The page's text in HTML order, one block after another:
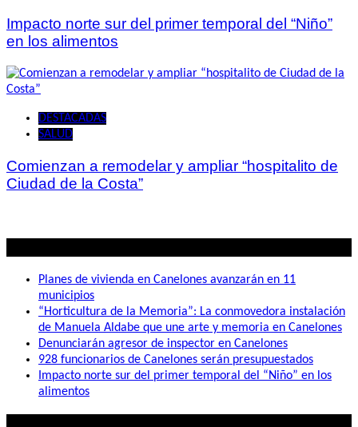
Impacto norte sur del primer temporal del “Niño”
en los alimentos
DESTACADAS
SALUD
Comienzan a remodelar y ampliar “hospitalito de
Ciudad de la Costa”
Planes de vivienda en Canelones avanzarán en 11
municipios
“Horticultura de la Memoria”: La conmovedora instalación
de Manuela Aldabe que une arte y memoria en Canelones
Denunciarán agresor de inspector en Canelones
928 funcionarios de Canelones serán presupuestados
Impacto norte sur del primer temporal del “Niño” en los
alimentos